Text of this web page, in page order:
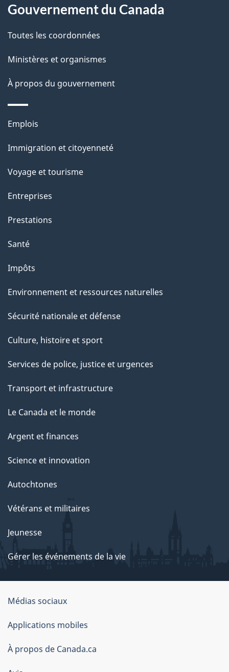
i
l
s
d
e
l
a
p
a
g
e
propos
de
ce
site
Gouvernement du Canada
Toutes les coordonnées
Ministères et organismes
À propos du gouvernement
Thèmes
sujets
Emplois
Immigration et citoyenneté
Voyage et tourisme
Entreprises
Prestations
Santé
Impôts
Environnement et ressources naturelles
Sécurité nationale et défense
Culture, histoire et sport
Services de police, justice et urgences
Transport et infrastructure
Le Canada et le monde
Argent et finances
Science et innovation
Autochtones
Vétérans et militaires
Jeunesse
Gérer les événements de la vie
Organisation
du
gouvernement
du
Canada
Médias sociaux
Applications mobiles
À propos de Canada.ca